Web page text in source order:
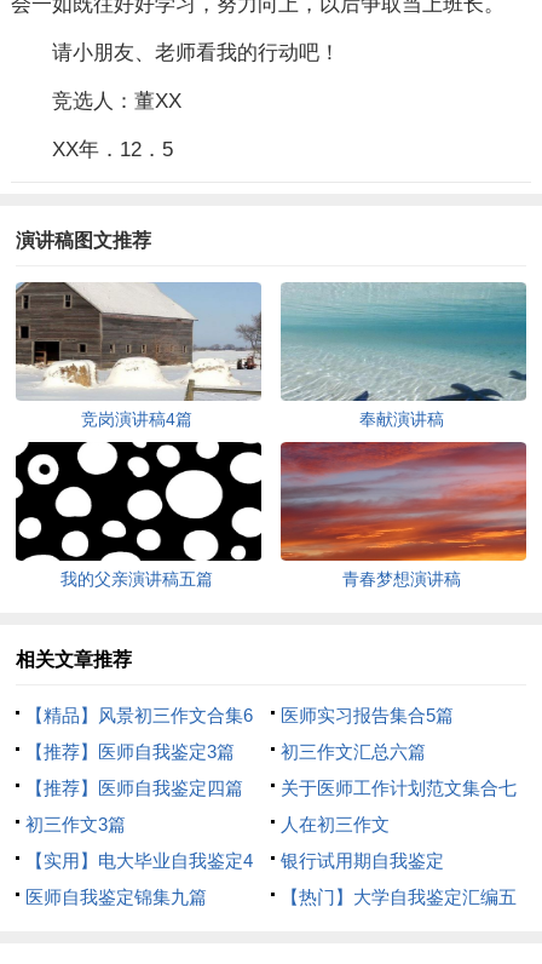
请小朋友、老师看我的行动吧！
竞选人：董XX
XX年．12．5
演讲稿图文推荐
竞岗演讲稿4篇 奉献演讲稿
我的父亲演讲稿五篇 青春梦想演讲稿
相关文章推荐
【精品】风景初三作文合集6
篇
医师实习报告集合5篇
【推荐】医师自我鉴定3篇
初三作文汇总六篇
【推荐】医师自我鉴定四篇
关于医师工作计划范文集合七
篇
初三作文3篇
人在初三作文
【实用】电大毕业自我鉴定4
篇
银行试用期自我鉴定
医师自我鉴定锦集九篇
【热门】大学自我鉴定汇编五